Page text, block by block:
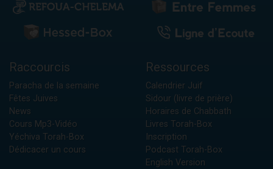
Raccourcis
Paracha de la semaine
Fêtes Juives
News
Cours Mp3-Vidéo
Yéchiva Torah-Box
Dédicacer un cours
Ressources
Calendrier Juif
Sidour (livre de prière)
Horaires de Chabbath
Livres Torah-Box
Inscription
Podcast Torah-Box
English Version